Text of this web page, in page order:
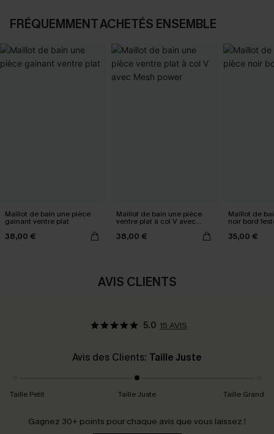
FRÉQUEMMENT ACHETÉS ENSEMBLE
Maillot de bain une pièce
gainant ventre plat
38,00 €
Maillot de bain une pièce
ventre plat à col V avec
38,00 €
Maillot de
noir bord
35,00 €
AVIS CLIENTS
5.0 15 AVIS
Avis des Clients: Taille Juste
Taille Petit Taille Juste Taille Grand
Gagnez 30+ points pour chaque avis que vous laissez !